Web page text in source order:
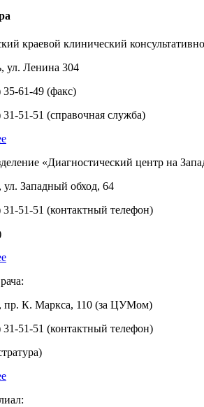
краевой клинический
ул. Ленина 304
35-61-49 (факс)
51-51 (справочная служба)
«Диагностический центр на
ул. Западный обход, 64
51-51 (контактный телефон)
пр. К. Маркса, 110 (за ЦУМом)
51-51 (контактный телефон)